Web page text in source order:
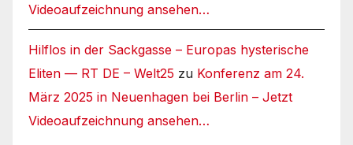
Videoaufzeichnung ansehen…
Hilflos in der Sackgasse – Europas hysterische
Eliten — RT DE – Welt25 zu Konferenz am 24.
März 2025 in Neuenhagen bei Berlin – Jetzt
Videoaufzeichnung ansehen…